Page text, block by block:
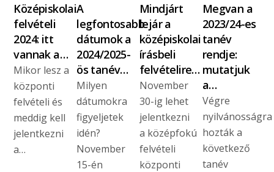
Középiskolai
felvételi
2024: itt
vannak a…
Mikor lesz a
központi
felvételi és
meddig kell
jelentkezni
a…
A
legfontosabb
dátumok a
2024/2025-
ös tanév…
Milyen
dátumokra
figyeljetek
idén?
November
15-én
Mindjárt
lejár a
középiskolai
írásbeli
felvételire…
November
30-ig lehet
jelentkezni
a középfokú
felvételi
központi
Megvan a
2023/24-es
tanév
rendje:
mutatjuk
a…
Végre
nyilvánosságra
hozták a
következő
tanév